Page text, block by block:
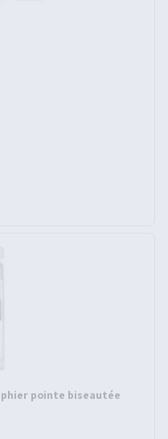
pointe biseautée